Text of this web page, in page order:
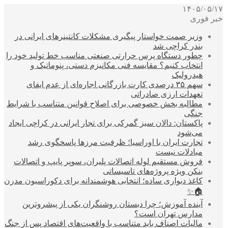
۱۴۰۵/۰۵/۱۷
خبر فوری
وزیر صمت خواستار پیگیری مشکلات کانتینرهای ایرانی در
بندر کراچی شد
چطور دستگاه پرس حرارتی صنعتی مناسب خط تولید خود را
انتخاب کنیم؟ مقایسه فنی مکانیزم دستی، پنوماتیک و
هیدرولیک
سهم ۳۵ درصدی کارت بازرگانی اجاره‌ای از عدم ایفای
تعهدات ارزی صادراتی
مطالبه بخش خصوصی برای اصلاح قوانین متناسب با شرایط
جنگی
پاکستان: دالان سبز گمرکی برای تجار ایرانی در کراچی ایجاد
می‌شود
تجارت ایران با اوراسیا؛ ظرفیت مرزها پاسخگوی رشد
مبادلات نیست
فروش مستقیم لوله اتصالات پلیران، سوپر پایپ و اتصالات
بنکن ویژه پروژه‌های تاسیساتی
کاغذ دیواری ساده؛ انتخابی هوشمندانه برای دکوراسیون مدرن
🏠✨
آینده آموزش؛ چرا دبستان روشنگران یکی از پیشروترین
مدارس تهران است؟
مالیات اصناف باید متناسب با واقعیت‌های اقتصاد پس از جنگ